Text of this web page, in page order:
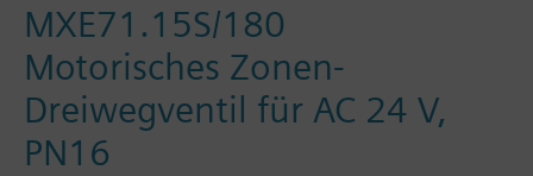
MXE71.15S/180
Motorisches Zonen-
Dreiwegventil für AC 24 V,
PN16